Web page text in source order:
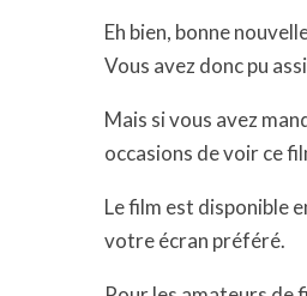
Eh bien, bonne
Vous avez donc pu
Mais si vous avez
occasions de voir ce
Le film est disponible
votre écran préféré.